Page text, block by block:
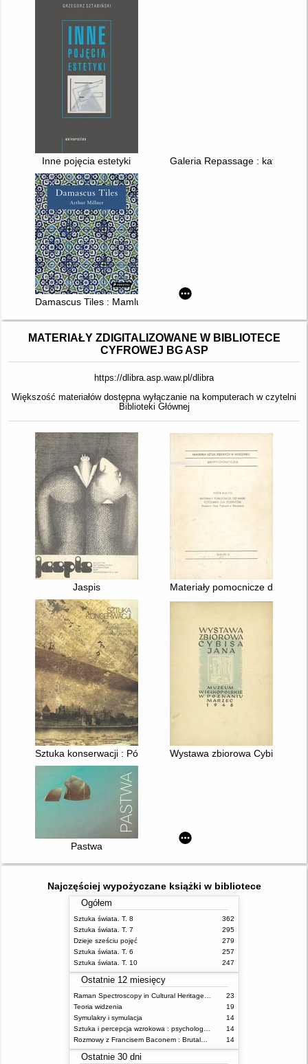
Inne pojęcia estetyki Galeria Repassage : katalogi
Damascus Tiles : Mamluk and Ottoman Architectural
MATERIAŁY ZDIGITALIZOWANE W BIBLIOTECE
CYFROWEJ BG ASP
https://dlibra.asp.waw.pl/dlibra
Większość materiałów dostępna wyłączanie na komputerach w czytelni
Biblioteki Głównej
Jaspis Materiały pomocnicze do
Sztuka konserwacji : Półwiecze warszawskich studiów
Wystawa zbiorowa Cybisa Jana
Pastwa
Najczęściej wypożyczane książki w bibliotece
Ogółem
Sztuka świata. T. 8
362
Sztuka świata. T. 7
295
Dzieje sześciu pojęć
279
Sztuka świata. T. 6
257
Sztuka świata. T. 10
247
Ostatnie 12 miesięcy
23
Teoria widzenia
19
Symulakry i symulacja
14
14
14
Ostatnie 30 dni